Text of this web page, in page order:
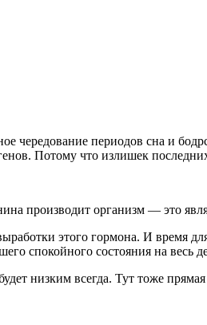
чередование периодов сна и
Потому что излишек
производит организм — это
этого гормона. И время
спокойного состояния на весь
низким всегда. Тут тоже